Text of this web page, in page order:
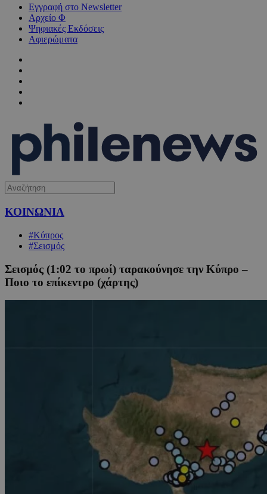
Εγγραφή στο Newsletter
Αρχείο Φ
Ψηφιακές Εκδόσεις
Αφιερώματα
ΚΟΙΝΩΝΙΑ
#Κύπρος
#Σεισμός
Σεισμός (1:02 το πρωί) ταρακούνησε την Κύπρο –
Ποιο το επίκεντρο (χάρτης)